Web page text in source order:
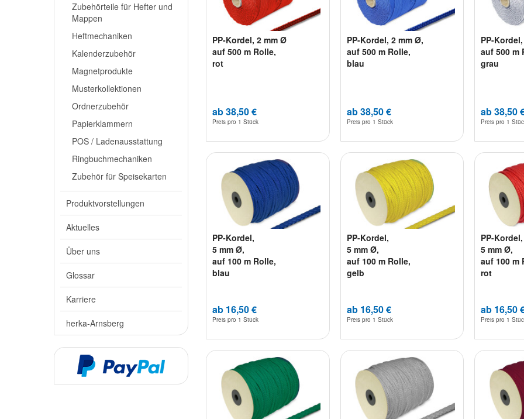
Zubehörteile für Hefter und
Mappen
Heftmechaniken
Kalenderzubehör
Magnetprodukte
Musterkollektionen
Ordnerzubehör
Papierklammern
POS / Ladenausstattung
Ringbuchmechaniken
Zubehör für Speisekarten
Produktvorstellungen
Aktuelles
Über uns
Glossar
Karriere
herka-Arnsberg
PP-Kordel, 2 mm Ø
auf 500 m Rolle,
rot
ab 38,50 €
Preis pro 1 Stück
PP-Kordel, 2 mm Ø,
auf 500 m Rolle,
blau
ab 38,50 €
Preis pro 1 Stück
PP-
auf 500 m
grau
ab 38,50
Preis pro 1
PP-Kordel,
5 mm Ø,
auf 100 m Rolle,
blau
ab 16,50 €
Preis pro 1 Stück
PP-Kordel,
5 mm Ø,
auf 100 m Rolle,
gelb
ab 16,50 €
Preis pro 1 Stück
PP-Kordel,
5 mm Ø,
auf 100 m
rot
ab 16,50
Preis pro 1